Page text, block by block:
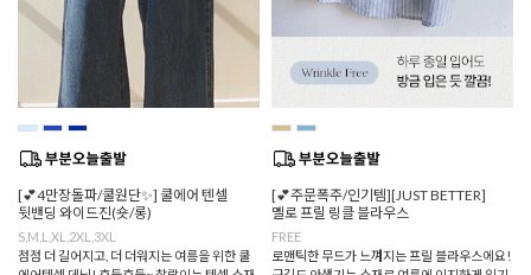
[💕4만장돌파/쿨원단✨] 쿨에어 텐셀
뒷밴딩 와이드진(숏/롱)
S,M,L,XL,2XL,3XL
점점 더 길어지고, 더 더워지는 여름을 위한 쿨
[💕주문폭주/인기템][JUST BETTER]
멜로 프릴 링클 블라우스
FREE
로맨틱한 무드가 느껴지는 프릴 블라우스에요!